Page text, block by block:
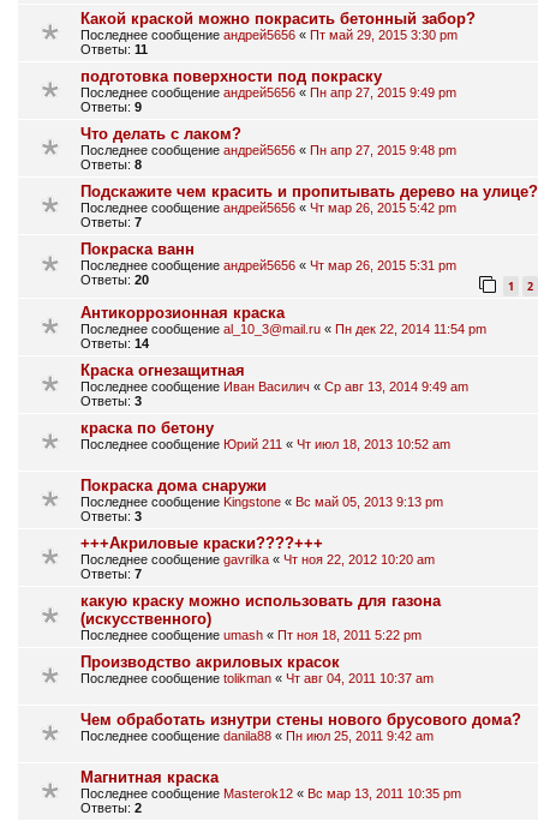
Какой краской можно покрасить бетонный забор?
Последнее сообщение андрей5656 « Пт май 29, 2015 3:30 pm
Ответы: 11
подготовка поверхности под покраску
Последнее сообщение андрей5656 « Пн апр 27, 2015 9:49 pm
Ответы: 9
Что делать с лаком?
Последнее сообщение андрей5656 « Пн апр 27, 2015 9:48 pm
Ответы: 8
Подскажите чем красить и пропитывать дерево на улице?
Последнее сообщение андрей5656 « Чт мар 26, 2015 5:42 pm
Ответы: 7
Покраска ванн
Последнее сообщение андрей5656 « Чт мар 26, 2015 5:31 pm
Ответы: 20 1 2
Антикоррозионная краска
Последнее сообщение al_10_3@mail.ru « Пн дек 22, 2014 11:54 pm
Ответы: 14
Краска огнезащитная
Последнее сообщение Иван Василич « Ср авг 13, 2014 9:49 am
Ответы: 3
краска по бетону
Последнее сообщение Юрий 211 « Чт июл 18, 2013 10:52 am
Покраска дома снаружи
Последнее сообщение Kingstone « Вс май 05, 2013 9:13 pm
Ответы: 3
+++Акриловые краски????+++
Последнее сообщение gavrilka « Чт ноя 22, 2012 10:20 am
Ответы: 7
какую краску можно использовать для газона
(искусственного)
Последнее сообщение umash « Пт ноя 18, 2011 5:22 pm
Производство акриловых красок
Последнее сообщение tolikman « Чт авг 04, 2011 10:37 am
Чем обработать изнутри стены нового брусового дома?
Последнее сообщение danila88 « Пн июл 25, 2011 9:42 am
Магнитная краска
Последнее сообщение Masterok12 « Вс мар 13, 2011 10:35 pm
Ответы: 2